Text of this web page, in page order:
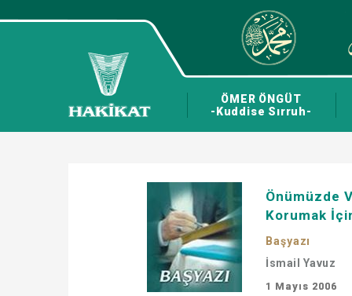
ÖMER ÖNGÜT
-Kuddise Sırruh-
Önümüzde
Korumak
Başyazı
İsmail Yavuz
1 Mayıs 2006